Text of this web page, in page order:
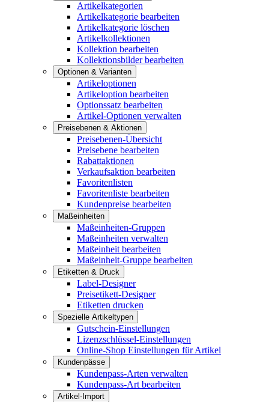
Artikelkategorien
Artikelkategorie bearbeiten
Artikelkategorie löschen
Artikelkollektionen
Kollektion bearbeiten
Kollektionsbilder bearbeiten
Optionen & Varianten
Artikeloptionen
Artikeloption bearbeiten
Optionssatz bearbeiten
Artikel-Optionen verwalten
Preisebenen & Aktionen
Preisebenen-Übersicht
Preisebene bearbeiten
Rabattaktionen
Verkaufsaktion bearbeiten
Favoritenlisten
Favoritenliste bearbeiten
Kundenpreise bearbeiten
Maßeinheiten
Maßeinheiten-Gruppen
Maßeinheiten verwalten
Maßeinheit bearbeiten
Maßeinheit-Gruppe bearbeiten
Etiketten & Druck
Label-Designer
Preisetikett-Designer
Etiketten drucken
Spezielle Artikeltypen
Gutschein-Einstellungen
Lizenzschlüssel-Einstellungen
Online-Shop Einstellungen für Artikel
Kundenpässe
Kundenpass-Arten verwalten
Kundenpass-Art bearbeiten
Artikel-Import